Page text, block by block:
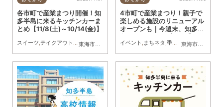
東海市
, 大府市 知多市,東浦町 ,阿久比町,半田市,常滑市
各市町で産業まつり開催！知
多半島に来るキッチンカーま
とめ【11/8(土)～10/14(金)】
スイーツ,テイクアウト ,キッチンカー イベント,まとめ記事 東海市大府市
4市町で産業まつり！親子で
楽しめる施設のリニューアル
オープンも｜今週末、知多半
(土)・11/9(日)】
イベント , まちネタ ,季節ネタ ,まとめ記事